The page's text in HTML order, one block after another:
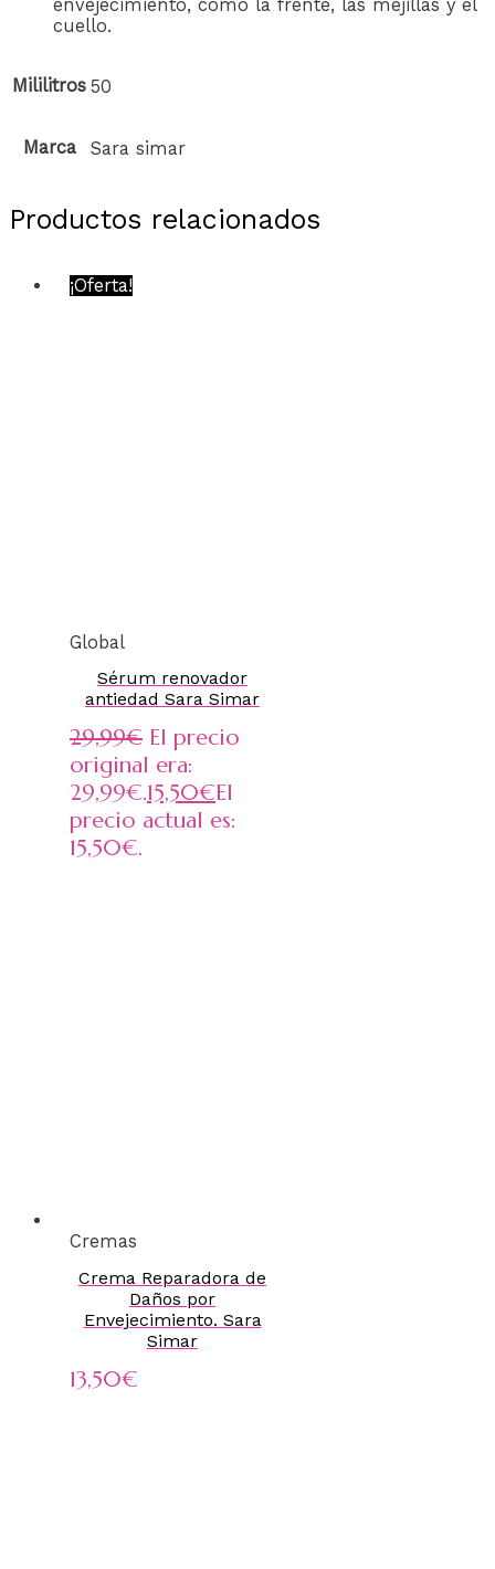
envejecimiento, como la frente, las mejillas y el
cuello.
Mililitros 50
Marca Sara simar
Productos relacionados
¡Oferta!
Global
Sérum renovador
antiedad Sara Simar
29,99€ El precio
original era:
29,99€.15,50€El
precio actual es:
15,50€.
Cremas
Crema Reparadora de
Daños por
Envejecimiento. Sara
Simar
13,50€